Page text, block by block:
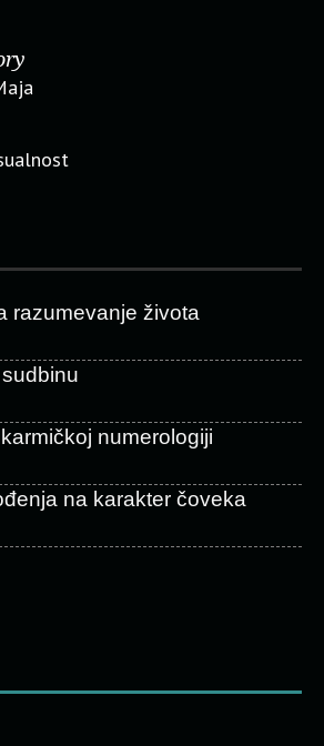
razumevanje života
numerologiji
na karakter čoveka